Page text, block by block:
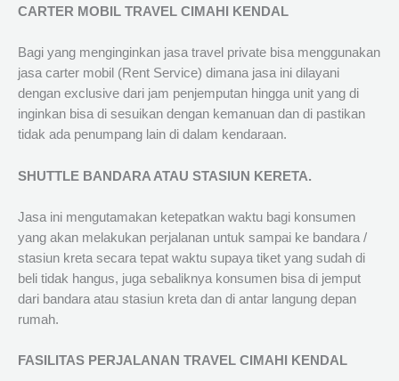
CARTER MOBIL TRAVEL CIMAHI KENDAL
Bagi yang menginginkan jasa travel private bisa menggunakan
jasa carter mobil (Rent Service) dimana jasa ini dilayani
dengan exclusive dari jam penjemputan hingga unit yang di
inginkan bisa di sesuikan dengan kemanuan dan di pastikan
tidak ada penumpang lain di dalam kendaraan.
SHUTTLE BANDARA ATAU STASIUN KERETA.
Jasa ini mengutamakan ketepatkan waktu bagi konsumen
yang akan melakukan perjalanan untuk sampai ke bandara /
stasiun kreta secara tepat waktu supaya tiket yang sudah di
beli tidak hangus, juga sebaliknya konsumen bisa di jemput
dari bandara atau stasiun kreta dan di antar langung depan
rumah.
FASILITAS PERJALANAN TRAVEL CIMAHI KENDAL